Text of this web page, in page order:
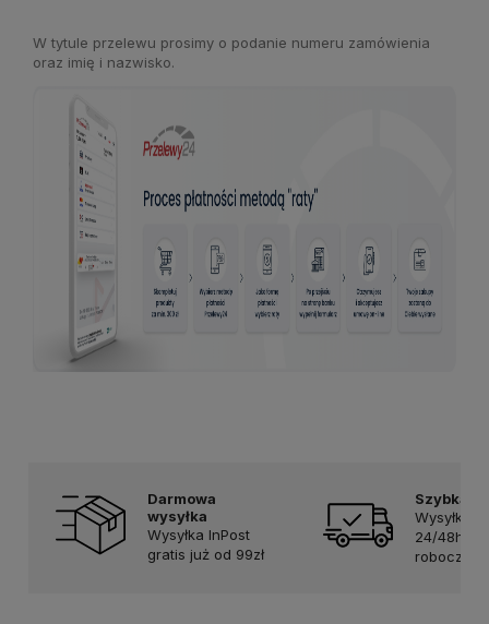
W tytule przelewu prosimy o podanie numeru zamówienia
oraz imię i nazwisko.
Darmowa
wysyłka
Wysyłka InPost
gratis już od 99zł
Szybka
Wysyłka w
24/48h w
robocze